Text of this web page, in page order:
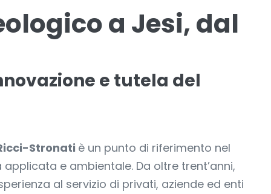
a Jesi, dal
e tutela del
Stronati è un punto di riferimento nel
e ambientale. Da oltre trent’anni,
al servizio di privati, aziende ed enti